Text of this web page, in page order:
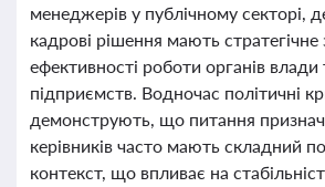
менеджерів у публічному секторі,
кадрові рішення мають стратегічне
ефективності роботи органів
підприємств. Водночас політичні
демонструють, що питання
керівників часто мають складний
контекст, що впливає на